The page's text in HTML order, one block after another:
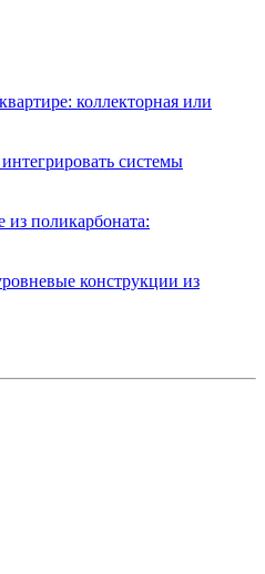
коллекторная или
системы
из поликарбоната:
конструкции из